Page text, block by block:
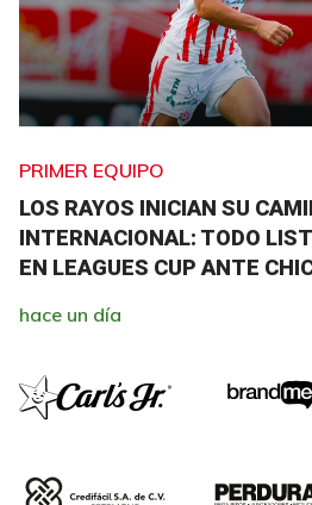
PRIMER EQUIPO
LOS RAYOS INICIAN SU
INTERNACIONAL: TODO
EN LEAGUES CUP ANTE
hace un día